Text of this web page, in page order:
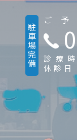
駐車場完備
ご
診療
休診日